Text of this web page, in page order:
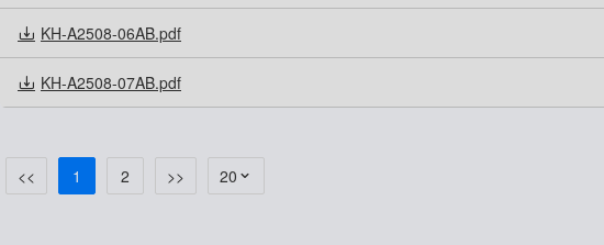
KH-A2508-06AB.pdf
KH-A2508-07AB.pdf
<< 1 2 >> 20